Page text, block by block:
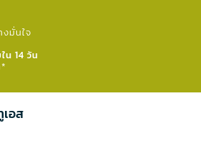
งมั่นใจ​
น 14 วัน
อส